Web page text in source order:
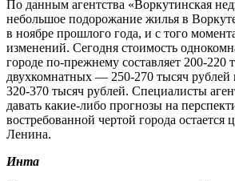
По данным агентства «Воркутинская
небольшое подорожание жилья в
в ноябре прошлого года, и с того момента
изменений. Сегодня стоимость
городе по-прежнему составляет 200-220
двухкомнатных — 250-270 тысяч
320-370 тысяч рублей. Специалисты
давать какие-либо прогнозы на
востребованной чертой города остается
Ленина.
Инта